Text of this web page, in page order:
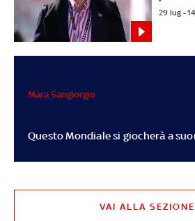
29 lug -
Questo Mondiale si giocherà a
Mara Sangiorgio
VAI ALLA SEZIONE